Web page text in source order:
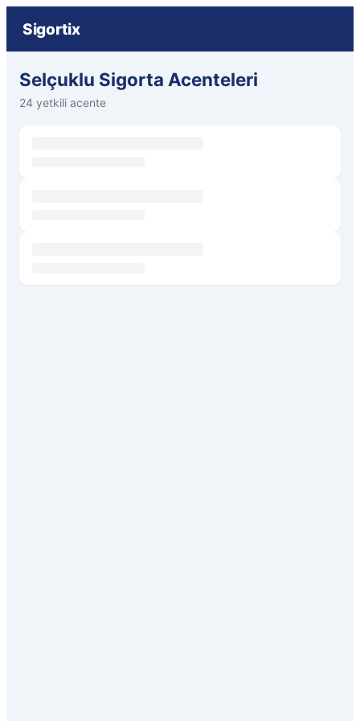
Sigortix
Selçuklu Sigorta Acenteleri
24 yetkili acente